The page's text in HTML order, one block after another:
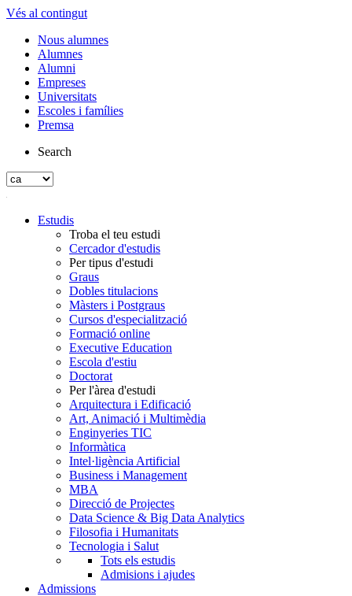
Vés al contingut
Nous alumnes
Alumnes
Alumni
Empreses
Universitats
Escoles i famílies
Premsa
Search
Estudis
Troba el teu estudi
Cercador d'estudis
Per tipus d'estudi
Graus
Dobles titulacions
Màsters i Postgraus
Cursos d'especialització
Formació online
Executive Education
Escola d'estiu
Doctorat
Per l'àrea d'estudi
Arquitectura i Edificació
Art, Animació i Multimèdia
Enginyeries TIC
Informàtica
Intel·ligència Artificial
Business i Management
MBA
Direcció de Projectes
Data Science & Big Data Analytics
Filosofia i Humanitats
Tecnologia i Salut
Tots els estudis
Admisions i ajudes
Admissions